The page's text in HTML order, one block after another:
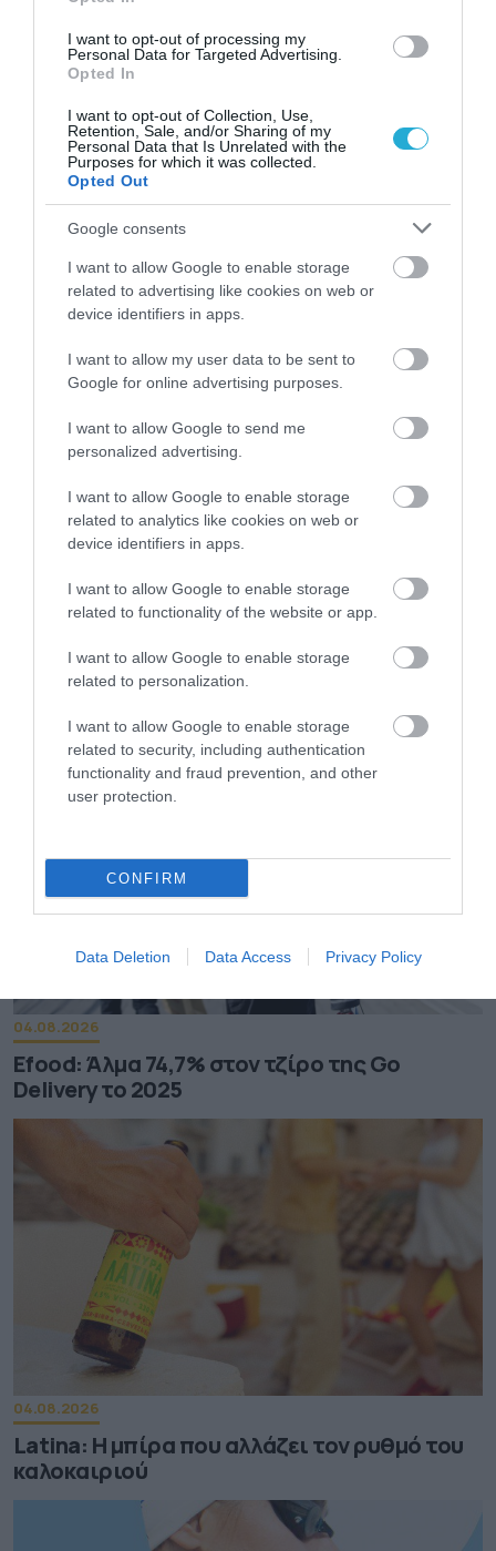
I want to opt-out of processing my
Personal Data for Targeted Advertising.
Opted In
I want to opt-out of Collection, Use,
Retention, Sale, and/or Sharing of my
Personal Data that Is Unrelated with the
Purposes for which it was collected.
Opted Out
Google consents
I want to allow Google to enable storage
related to advertising like cookies on web or
device identifiers in apps.
I want to allow my user data to be sent to
Google for online advertising purposes.
I want to allow Google to send me
personalized advertising.
I want to allow Google to enable storage
related to analytics like cookies on web or
device identifiers in apps.
I want to allow Google to enable storage
related to functionality of the website or app.
I want to allow Google to enable storage
related to personalization.
I want to allow Google to enable storage
related to security, including authentication
functionality and fraud prevention, and other
user protection.
CONFIRM
Data Deletion Data Access Privacy Policy
04.08.2026
ΙΕΛΚΑ: Σε ποια προϊόντα αυξήθηκαν και πού
μειώθηκαν οι τιμές στα σούπερ μάρκετ
Σκλαβενίτης: Άνοιξε νέο κατάστημα στη
04.08.2026
Efood: Άλμα 74,7% στον τζίρο της Go
Delivery το 2025
04.08.2026
Latina: Η μπίρα που αλλάζει τον ρυθμό του
καλοκαιριού